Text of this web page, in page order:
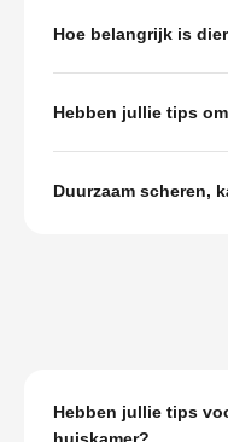
Hoe belangrijk is
Hebben jullie tips
Duurzaam scheren,
Hebben jullie tips